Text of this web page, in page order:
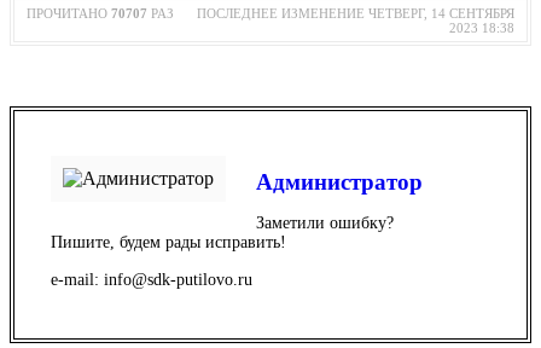
ПРОЧИТАНО 70707 РАЗ
ПОСЛЕДНЕЕ ИЗМЕНЕНИЕ ЧЕТВЕРГ, 14 СЕНТЯБРЯ
2023 18:38
Администратор
Заметили ошибку?
Пишите, будем рады исправить!
e-mail: info@sdk-putilovo.ru